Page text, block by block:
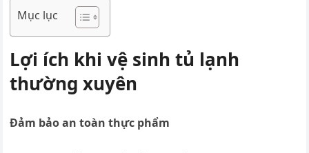
Mục lục
Lợi ích khi vệ sinh tủ lạnh
thường xuyên
Đảm bảo an toàn thực phẩm